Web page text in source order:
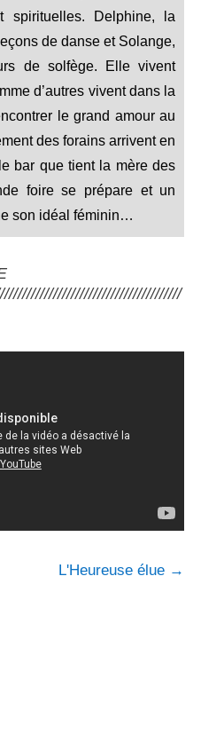
spirituelles. Delphine, la
de danse et Solange,
de solfège. Elle vivent
d’autres vivent dans la
le grand amour au
des forains arrivent en
bar que tient la mère des
foire se prépare et un
son idéal féminin…
L'Heureuse élue →